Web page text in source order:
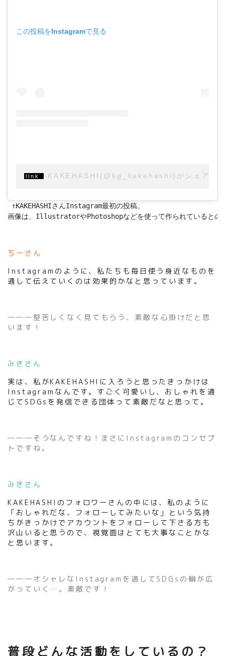
この投稿をInstagramで見る
KAKEHASHI(@kg_kakehashi)がシェアし
↑KAKEHASHIさんInstagram最初の投稿。
画像は、IllustratorやPhotoshopなどを使って作られているとの
ちーさん
Instagramのように、私たちも毎日使う身近なものを
通して伝えていくのは効果的かなと思っています。
―――堅苦しくなく見てもらう、素敵な心掛けだと思
います！
みきさん
実は、私がKAKEHASHIに入ろうと思ったきっかけは
Instagramなんです。すごく可愛いし、おしゃれを通
じてSDGsを発信できる団体って素敵だなと思って。
―――そうなんですね！まさにInstagramのコンセプ
トですね。
みきさん
KAKEHASHIのフォロワーさんの中には、私のように
「おしゃれだな、フォローしてみたいな」という気持
ちがきっかけでアカウントをフォローして下さる方も
沢山いると思うので、視覚面はとても大事なことかな
と思います。
―――オシャレなInstagramを通してSDGsの輪が広
がっていく…。素敵です！
普段どんな活動をしているの？